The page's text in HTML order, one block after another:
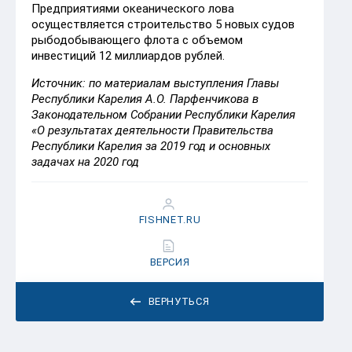
Предприятиями океанического лова
осуществляется строительство 5 новых судов
рыбодобывающего флота с объемом
инвестиций 12 миллиардов рублей.
Источник: по материалам выступления Главы
Республики Карелия А.О. Парфенчикова в
Законодательном Собрании Республики Карелия
«О результатах деятельности Правительства
Республики Карелия за 2019 год и основных
задачах на 2020 год
ВЕРНУТЬСЯ
FISHNET.RU
ВЕРСИЯ